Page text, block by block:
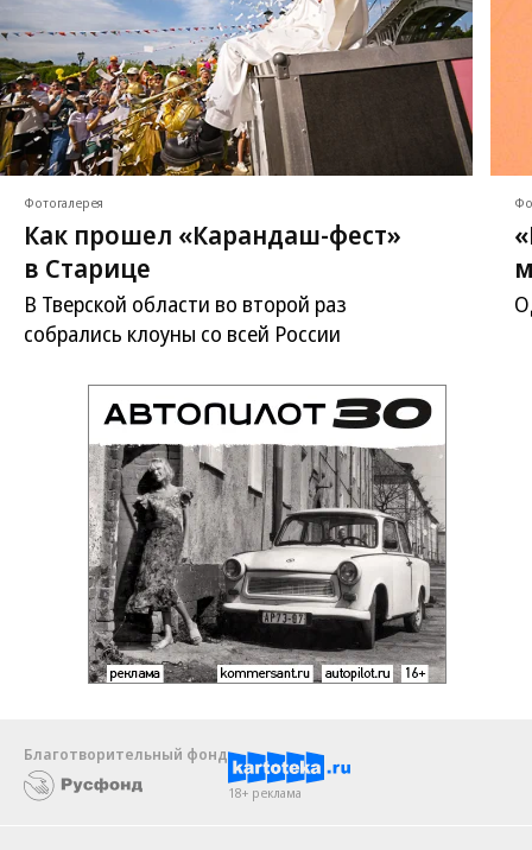
Фотогалерея
Как прошел «Карандаш-фест»
в Старице
В Тверской области во второй раз
собрались клоуны со всей России
Благотворительный фонд
18+ реклама